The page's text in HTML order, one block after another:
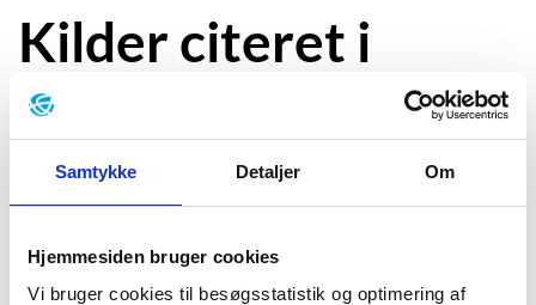
Samtykke Detaljer Om
Hjemmesiden bruger cookies
Vi bruger cookies til besøgsstatistik og optimering af
Kilder citeret i
portrættet
Kilder